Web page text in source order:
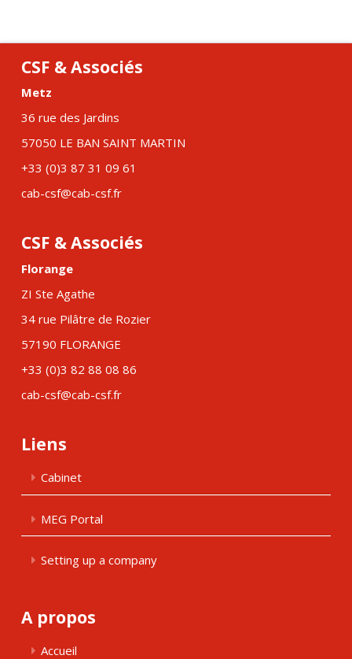
CSF & Associés
Metz
36 rue des Jardins
57050 LE BAN SAINT MARTIN
+33 (0)3 87 31 09 61
cab-csf@cab-csf.fr
CSF & Associés
Florange
ZI Ste Agathe
34 rue Pilâtre de Rozier
57190 FLORANGE
+33 (0)3 82 88 08 86
cab-csf@cab-csf.fr
Liens
Cabinet
MEG Portal
Setting up a company
A propos
Accueil